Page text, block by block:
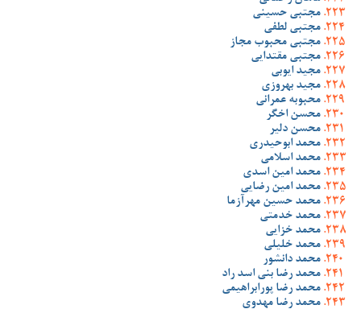
مجتبی حسینی
مجتبی لطفی
مجتبی محبوب مجاز
مجتبی مقتدایی
مجید ایوبی
مجید بهروزی
محبوبه عمرانی
محسن اخگر
محسن دلیر
محمد ابوحیدری
محمد اسلامی
محمد امین اسدی
محمد امین رضایی
محمد حسین مهرآزما
محمد خدمتی
محمد خزایی
محمد خلیلی
محمد دانشور
محمد رضا بنی اسد راد
محمد رضا پورابراهیمی
محمد رضا مهدوی